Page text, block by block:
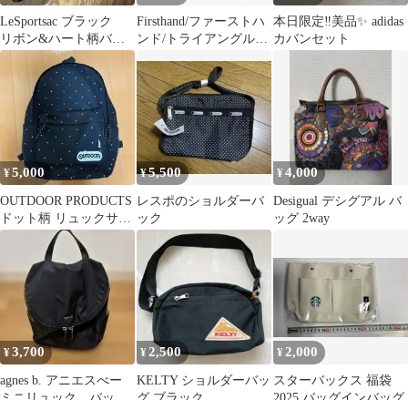
LeSportsac ブラック
リボン&ハート柄バッ
グ
Firsthand/ファーストハ
ンド/トライアングルマ
本日限定‼️美品✨ adidas
カバンセット
¥5,000
OUTDOOR PRODUCTS
ドット柄 リュックサッ
ク
¥5,500
レスポのショルダーバ
ック
¥4,000
Desigual デシグアル バ
ッグ 2way
¥3,700
agnes b. アニエスべー
¥2,500
KELTY ショルダーバッ
¥2,000
スターバックス 福袋